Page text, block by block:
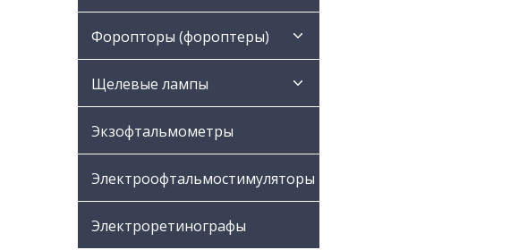
Форопторы (фороптеры)
Щелевые лампы
Экзофтальмометры
Электроофтальмостимуляторы
Электроретинографы